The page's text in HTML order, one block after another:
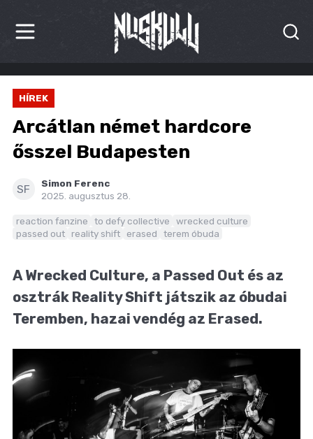
HÍREK
KRITIKÁK
BESZÁMOLÓK
KULT
MÁSVILÁG
BLOG
HÍREK
Arcátlan német hardcore
ősszel Budapesten
SF
Simon Ferenc
2025. augusztus 28.
reaction fanzine to defy collective
wrecked culture
passed out
reality shift erased terem óbuda
A Wrecked Culture, a Passed Out és az
osztrák Reality Shift játszik az óbudai
Teremben, hazai vendég az Erased.